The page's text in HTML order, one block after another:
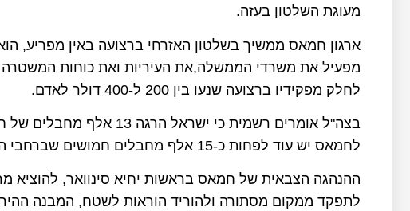
מעוגת השלטון בעזה.
ארגון חמאס ממשיך בשלטון האזרחי ברצועה באין מפריע,
מפעיל את משרדי הממשלה,את העיריות ואת כוחות
לחלק מפקידיו ברצועה שנעו בין 200 ל-400 דולר לאדם.
בצה"ל אומרים רשמית כי
לחמאס יש עוד לפחות כ-15 אלף מחבלים חמושים שברחבי הרצועה.
ההנהגה הצבאית של חמאס בראשות יחיא סינוואר, להוציא
לתפקד ממקום מסתורה ולהוריד הוראות לשטח, המבנה